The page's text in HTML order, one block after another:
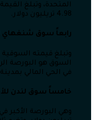
المتحدة، وتبلغ
4.98 تريليون دولار.
رابعاً سوق شنغهاي
السوق هو البورصة
في الحي المالي
خامساً سوق لندن